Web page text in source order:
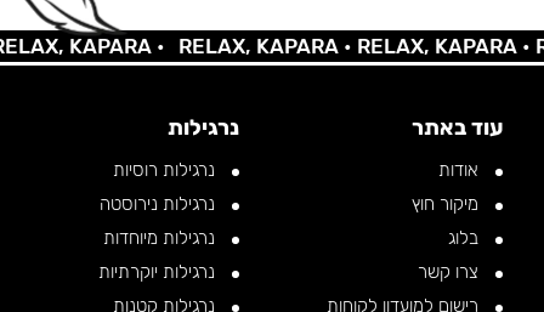
KAPARA • RELAX, KAPARA •RELAX, KAPARA •
עוד באתר
אודות
מיקור חוץ
בלוג
צרו קשר
רישום למועדון לקוחות
נרגילות
נרגילות רוסיות
נרגילות נירוסטה
נרגילות מיוחדות
נרגילות יוקרתיות
נרגילות קטנות